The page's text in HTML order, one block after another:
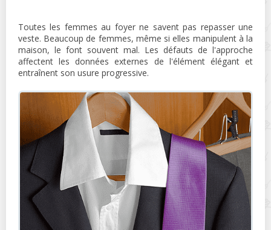
Toutes les femmes au foyer ne savent pas repasser une
veste. Beaucoup de femmes, même si elles manipulent à la
maison, le font souvent mal. Les défauts de l'approche
affectent les données externes de l'élément élégant et
entraînent son usure progressive.